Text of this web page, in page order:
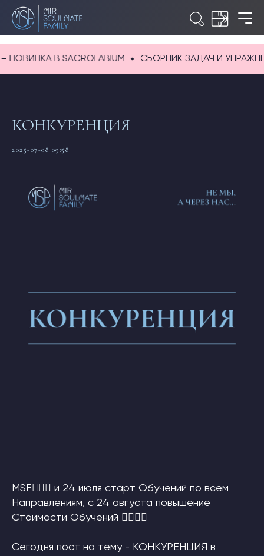
В SACROLABIUM СБОРНИК ЗАДАЧ И
КОНКУРЕНЦИЯ
2025-07-08 09:58
MSF🙋🏼‍♀ и 24 июля старт Обучений по всем
Направлениям, с 24 августа повышение
Стоимости Обучений 🙋🏼‍♀✨
Сегодня пост на тему - КОНКУРЕНЦИЯ в